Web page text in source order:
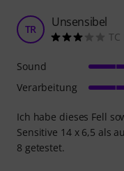
TR Unsensibel
TC
Ich habe dieses Fell
Sensitive 14 x 6,5 als
8 getestet.
Sound
Verarbeitung